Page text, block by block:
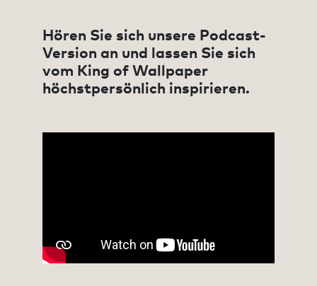
Hören Sie sich unsere Podcast-
Version an und lassen Sie sich
vom King of Wallpaper
höchstpersönlich inspirieren.